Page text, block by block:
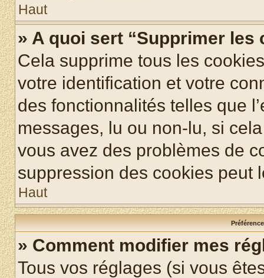
Haut
» A quoi sert “Supprimer les
Cela supprime tous les
votre identification et votre
des fonctionnalités telles que
messages, lu ou non-lu, si
vous avez des problèmes de
suppression des cookies peut
Haut
» Comment modifier mes
Tous vos réglages (si vous